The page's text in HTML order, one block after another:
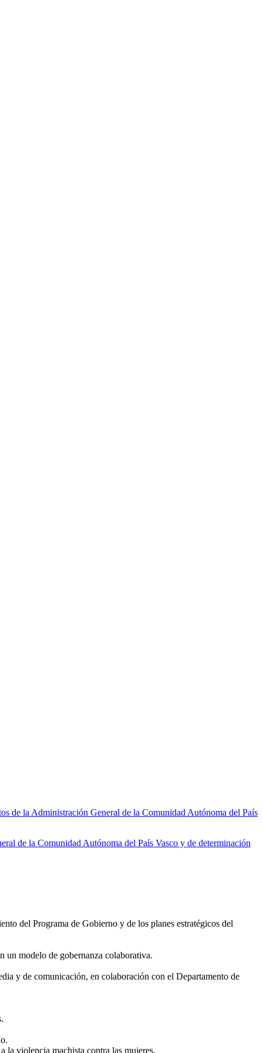
de la Administración General de la Comunidad Autónoma del País
de la Comunidad Autónoma del País Vasco y de determinación
del Programa de Gobierno y de los planes estratégicos del
un modelo de gobernanza colaborativa.
y de comunicación, en colaboración con el Departamento de
la violencia machista contra las mujeres.